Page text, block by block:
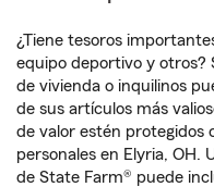
¿Tiene tesoros
equipo deportivo y otros?
de vivienda o inquilinos
de sus artículos más
de valor estén protegidos
personales en Elyria, OH.
de State Farm® puede